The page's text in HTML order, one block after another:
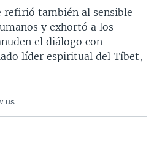
refirió también al sensible
y exhortó a los
el diálogo con
líder espiritual del Tíbet,
us